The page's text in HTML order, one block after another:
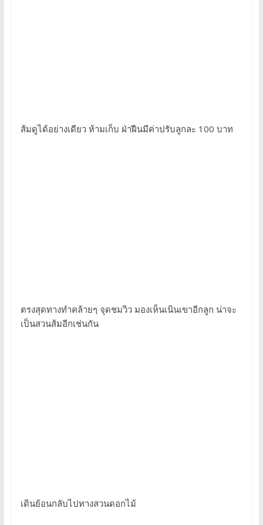
ส้มดูได้อย่างเดียว ห้ามเก็บ ฝ่าฝืนมีค่าปรับลูกละ 100 บาท
ตรงสุดทางทำคล้ายๆ จุดชมวิว มองเห็นเนินเขาอีกลูก น่าจะ
เป็นสวนส้มอีกเช่นกัน
เดินย้อนกลับไปทางสวนดอกไม้